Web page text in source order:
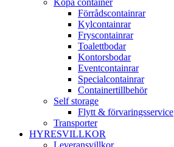
Köpa container
Förrådscontainrar
Kylcontainrar
Fryscontainrar
Toalettbodar
Kontorsbodar
Eventcontainrar
Specialcontainrar
Containertillbehör
Self storage
Flytt & förvaringsservice
Transporter
HYRESVILLKOR